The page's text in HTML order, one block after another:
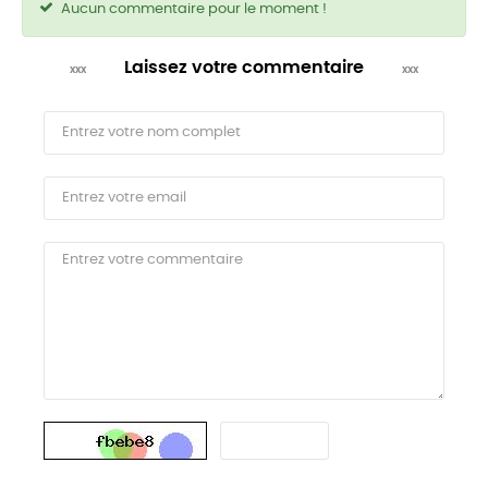
Aucun commentaire pour le moment !
Laissez votre commentaire